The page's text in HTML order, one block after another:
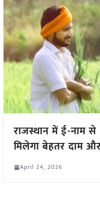
राजस्थान में ई-नाम से
मिलेगा बेहतर दाम
April 24, 2026